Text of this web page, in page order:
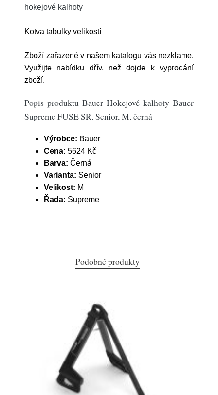
hokejové kalhoty
Kotva tabulky velikostí
Zboží zařazené v našem katalogu vás nezklame.
Využijte nabídku dřív, než dojde k vyprodání
zboží.
Popis produktu Bauer Hokejové kalhoty Bauer
Supreme FUSE SR, Senior, M, černá
Výrobce: Bauer
Cena: 5624 Kč
Barva: Černá
Varianta: Senior
Velikost: M
Řada: Supreme
Podobné produkty